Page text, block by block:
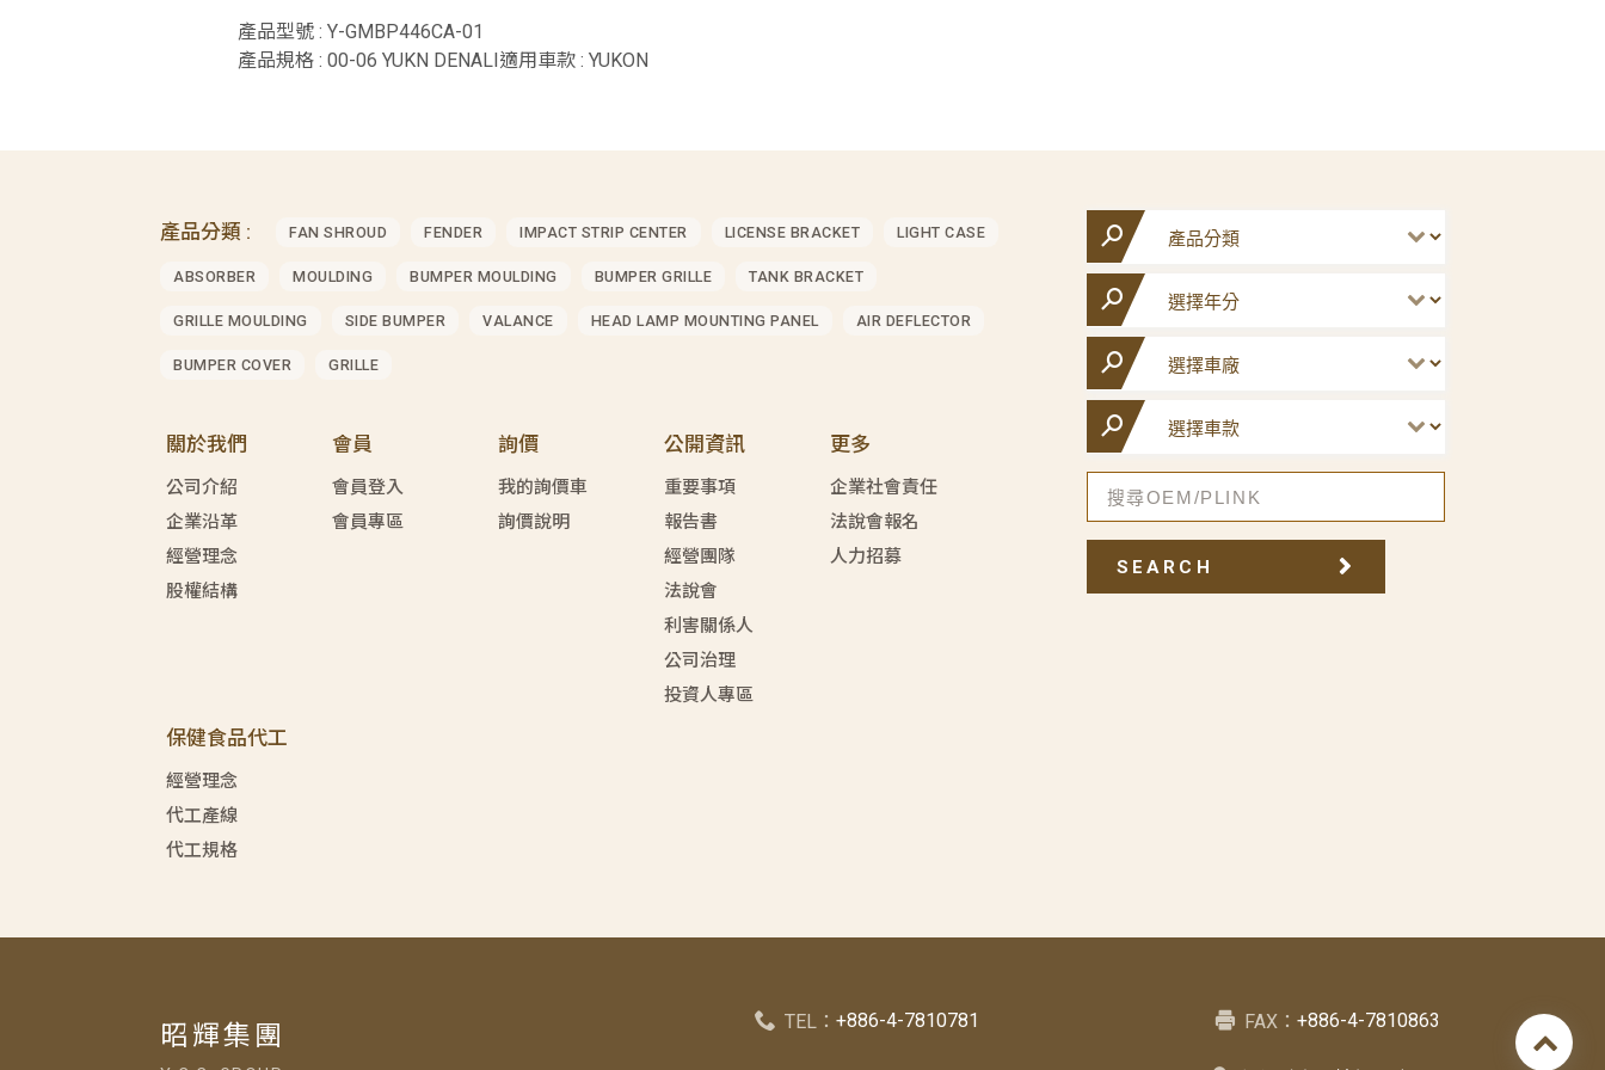
產品型號 : Y-GMBP446CA-01
產品規格 : 00-06 YUKN DENALI適用車款 : YUKON
產品分類 : FAN SHROUD FENDER IMPACT STRIP CENTER LICENSE BRACKET LIGHT CASE
ABSORBER MOULDING BUMPER MOULDING BUMPER GRILLE TANK BRACKET
GRILLE MOULDING SIDE BUMPER VALANCE HEAD LAMP MOUNTING PANEL AIR DEFLECTOR
BUMPER COVER GRILLE
關於我們
公司介紹
企業沿革
經營理念
股權結構
會員
會員登入
會員專區
詢價
我的詢價車
詢價說明
公開資訊
重要事項
報告書
經營團隊
法說會
利害關係人
公司治理
投資人專區
更多
企業社會責任
法說會報名
人力招募
保健食品代工
經營理念
代工產線
代工規格
SEARCH
昭輝集團 TEL： +886-4-7810781 FAX：+886-4-7810863